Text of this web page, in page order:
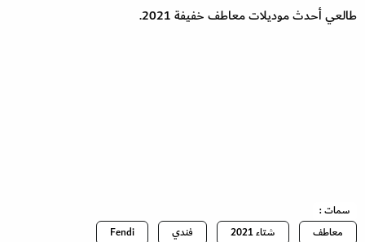
طالعي أحدث موديلات معاطف خفيفة 2021.
سمات :
معاطف
شتاء 2021 فندي
Fendi